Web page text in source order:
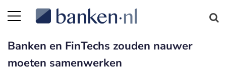
Banken en FinTechs zouden nauwer
moeten samenwerken